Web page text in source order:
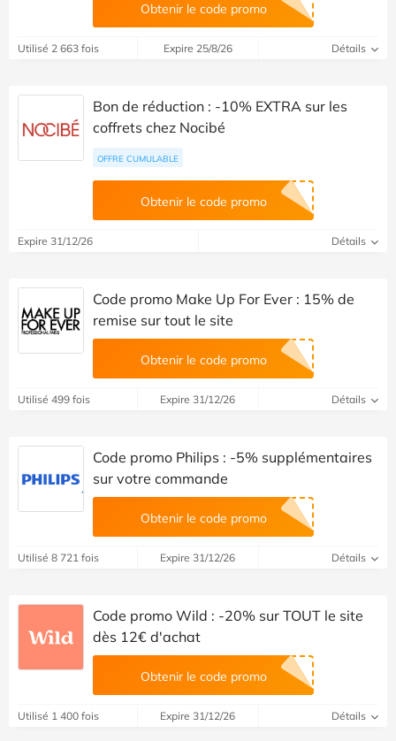
Obtenir le code promo
Utilisé 2 663 fois Expire 25/8/26 Détails
Bon de réduction : -10% EXTRA sur les
coffrets chez Nocibé
OFFRE CUMULABLE
Obtenir le code promo
Expire 31/12/26 Détails
Code promo Make Up For Ever : 15% de
remise sur tout le site
Obtenir le code promo
Utilisé 499 fois Expire 31/12/26 Détails
Code promo Philips : -5% supplémentaires
sur votre commande
Obtenir le code promo
Utilisé 8 721 fois Expire 31/12/26 Détails
Code promo Wild : -20% sur TOUT le site
dès 12€ d'achat
Obtenir le code promo
Utilisé 1 400 fois Expire 31/12/26 Détails